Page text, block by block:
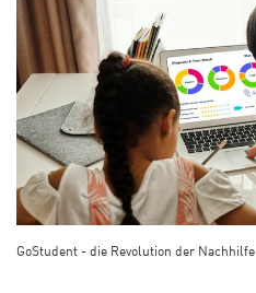
GoStudent - die Revolution der Nachhilfe